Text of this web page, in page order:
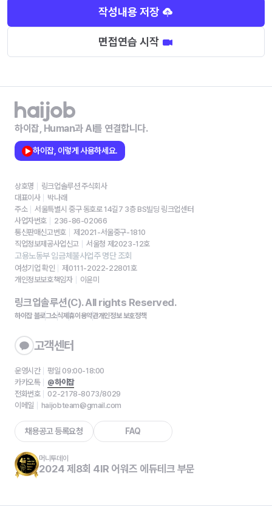
작성내용 저장
면접연습 시작
하이잡, Human과 AI를 연결합니다.
하이잡, 이렇게 사용하세요.
상호명
링크업솔루션 주식회사
대표이사
박나래
주소
서울특별시 중구 동호로 14길7 3층 BS빌딩 링크업센터
사업자번호
236-86-02066
통신판매신고번호
제2021-서울중구-1810
직업정보제공사업신고
서울청 제2023-12호
고용노동부 임금체불사업주 명단 조회
여성기업 확인
제0111-2022-22801호
개인정보보호책임자
이윤미
링크업솔루션(C). All rights Reserved.
하이잡 블로그소식제휴이용약관개인정보 보호정책
고객센터
운영시간
평일 09:00-18:00
카카오톡
@하이잡
전화번호
02-2178-8073/8029
이메일
haijobteam@gmail.com
채용공고 등록요청 FAQ
머니투데이
2024 제8회 4IR 어워즈 에듀테크 부문